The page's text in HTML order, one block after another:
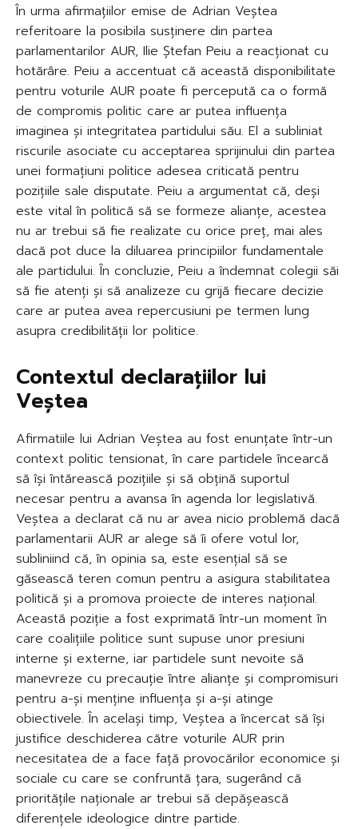
În urma afirmațiilor emise de Adrian Veștea
referitoare la posibila susținere din partea
parlamentarilor AUR, Ilie Ștefan Peiu a reacționat cu
hotărâre. Peiu a accentuat că această disponibilitate
pentru voturile AUR poate fi percepută ca o formă
de compromis politic care ar putea influența
imaginea și integritatea partidului său. El a subliniat
riscurile asociate cu acceptarea sprijinului din partea
unei formațiuni politice adesea criticată pentru
pozițiile sale disputate. Peiu a argumentat că, deși
este vital în politică să se formeze alianțe, acestea
nu ar trebui să fie realizate cu orice preț, mai ales
dacă pot duce la diluarea principiilor fundamentale
ale partidului. În concluzie, Peiu a îndemnat colegii săi
să fie atenți și să analizeze cu grijă fiecare decizie
care ar putea avea repercusiuni pe termen lung
asupra credibilității lor politice.
Contextul declarațiilor lui
Veștea
Afirmatiile lui Adrian Veștea au fost enunțate într-un
context politic tensionat, în care partidele încearcă
să își întărească pozițiile și să obțină suportul
necesar pentru a avansa în agenda lor legislativă.
Veștea a declarat că nu ar avea nicio problemă dacă
parlamentarii AUR ar alege să îi ofere votul lor,
subliniind că, în opinia sa, este esențial să se
găsească teren comun pentru a asigura stabilitatea
politică și a promova proiecte de interes național.
Această poziție a fost exprimată într-un moment în
care coalițiile politice sunt supuse unor presiuni
interne și externe, iar partidele sunt nevoite să
manevreze cu precauție între alianțe și compromisuri
pentru a-și menține influența și a-și atinge
obiectivele. În același timp, Veștea a încercat să își
justifice deschiderea către voturile AUR prin
necesitatea de a face față provocărilor economice și
sociale cu care se confruntă țara, sugerând că
prioritățile naționale ar trebui să depășească
diferențele ideologice dintre partide.